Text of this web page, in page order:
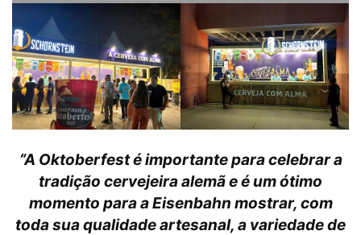
“A Oktoberfest é importante para celebrar a
tradição cervejeira alemã e é um ótimo
momento para a Eisenbahn mostrar, com
toda sua qualidade artesanal, a variedade de